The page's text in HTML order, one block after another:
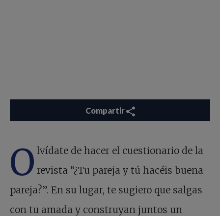
Compartir
O lvídate de hacer el cuestionario de la
revista “¿Tu pareja y tú hacéis buena
pareja?”. En su lugar, te sugiero que salgas
con tu amada y construyan juntos un